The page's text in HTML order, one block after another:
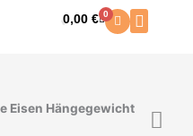
0,00€ 0
Warenkorb